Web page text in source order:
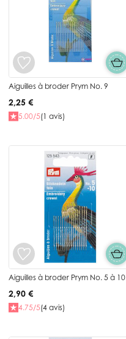
Aiguilles à broder Prym No. 9
2,25 €
5.00/5(1 avis)
Aiguilles à broder Prym No. 5 à 10
2,90 €
4.75/5(4 avis)